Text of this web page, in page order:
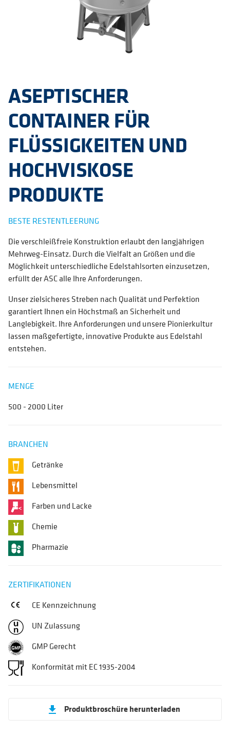
ASEPTISCHER
CONTAINER FÜR
FLÜSSIGKEITEN UND
HOCHVISKOSE
PRODUKTE
BESTE RESTENTLEERUNG
Die verschleißfreie Konstruktion erlaubt den langjährigen
Mehrweg-Einsatz. Durch die Vielfalt an Größen und die
Möglichkeit unterschiedliche Edelstahlsorten einzusetzen,
erfüllt der ASC alle Ihre Anforderungen.
Unser zielsicheres Streben nach Qualität und Perfektion
garantiert Ihnen ein Höchstmaß an Sicherheit und
Langlebigkeit. Ihre Anforderungen und unsere Pionierkultur
lassen maßgefertigte, innovative Produkte aus Edelstahl
entstehen.
MENGE
500 - 2000 Liter
BRANCHEN
Getränke
Lebensmittel
Farben und Lacke
Chemie
Pharmazie
ZERTIFIKATIONEN
CE Kennzeichnung
UN Zulassung
GMP Gerecht
Konformität mit EC 1935-2004
get_app Produktbroschüre herunterladen